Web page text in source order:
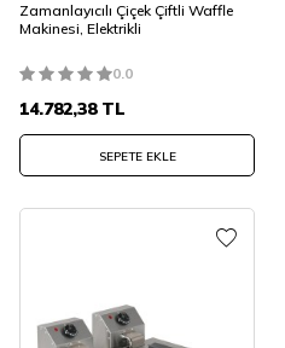
Zamanlayıcılı Çiçek Çiftli Waffle
Makinesi, Elektrikli
0.0
14.782,38TL
SEPETE EKLE